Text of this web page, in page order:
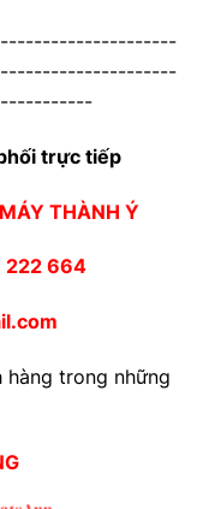
trực tiếp
THÀNH Ý
664
hàng trong những